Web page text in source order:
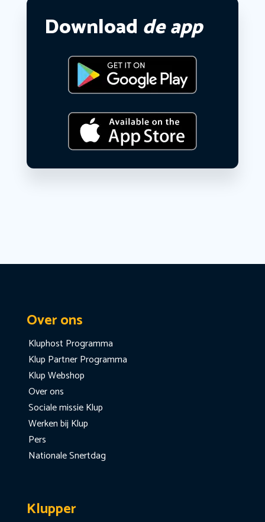
Download de app
Over ons
Kluphost Programma
Klup Partner Programma
Klup Webshop
Over ons
Sociale missie Klup
Werken bij Klup
Pers
Nationale Snertdag
Klupper